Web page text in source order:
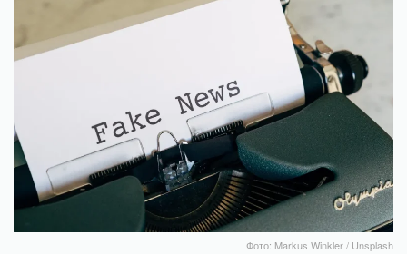
Фото: Markus Winkler / Unsplash